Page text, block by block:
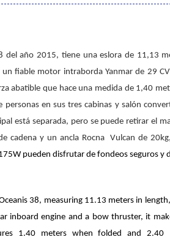
del año 2015, tiene una eslora de 11,13
fiable motor intraborda Yanmar de 29
abatible que hace una medida de 1,40
personas en sus tres cabinas y salón
está separada, pero se puede retirar el
cadena y un ancla Rocna Vulcan de
pueden disfrutar de fondeos seguros y
38, measuring 11.13 meters in
inboard engine and a bow thruster, it
1.40 meters when folded and 2.40